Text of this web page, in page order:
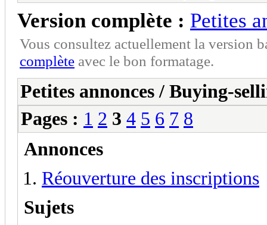
Version complète : Petites
Vous consultez actuellement la version
complète avec le bon formatage.
Petites annonces / Buying-
Pages : 1 2 3 4 5 6 7 8
Annonces
Réouverture des inscriptions
Sujets